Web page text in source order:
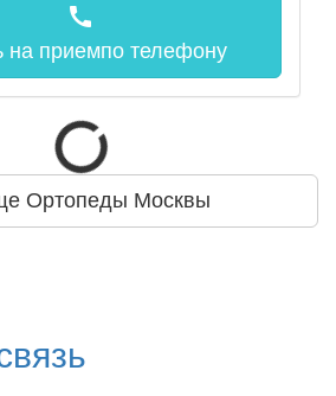
call
на приемпо телефону
Ортопеды Москвы